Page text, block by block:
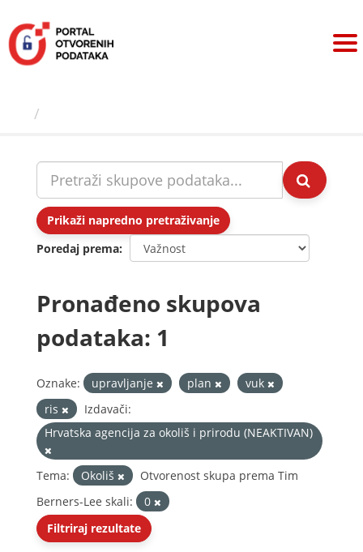
sadržaj
Prikaži napredno pretraživanje
Poredaj prema
Pronađeno skupova
podataka: 1
Oznake: upravljanje plan
vuk
ris
Izdavači:
Hrvatska agencija za okoliš i prirodu (NEAKTIVAN)
Tema: Okoliš
Otvorenost skupa prema Tim
Berners-Lee skali:
0
Filtriraj rezultate